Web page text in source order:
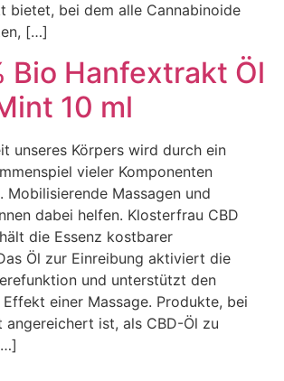
bietet, bei dem alle Cannabinoide
[…]
Bio Hanfextrakt Öl
10 ml
unseres Körpers wird durch ein
vieler Komponenten
Mobilisierende Massagen und
dabei helfen. Klosterfrau CBD
die Essenz kostbarer
Öl zur Einreibung aktiviert die
und unterstützt den
einer Massage. Produkte, bei
angereichert ist, als CBD-Öl zu